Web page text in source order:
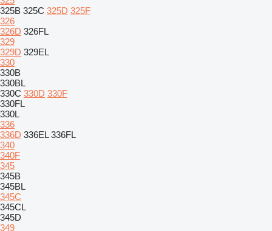
325B 325C 325D 325F
326
326D 326FL
329
329D 329EL
330
330B
330BL
330C 330D 330F
330FL
330L
336
336D 336EL 336FL
340
340F
345
345B
345BL
345C
345CL
345D
349